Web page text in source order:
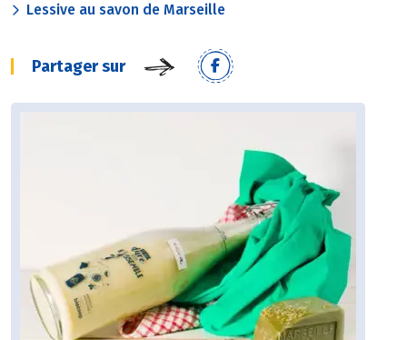
Lessive au savon de Marseille
Partager sur